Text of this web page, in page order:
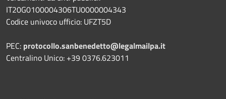
IT20G0100004306TU0000004343
Codice univoco ufficio: UFZT5D
PEC: protocollo.sanbenedetto@legalmailpa.it
Centralino Unico: +39 0376.623011